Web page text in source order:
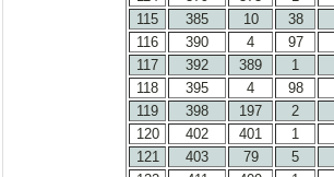
115
385 10 38
116
390 4 97
117
392 389 1
118
395 4 98
119
398 197 2
120
402 401 1
121
403 79 5